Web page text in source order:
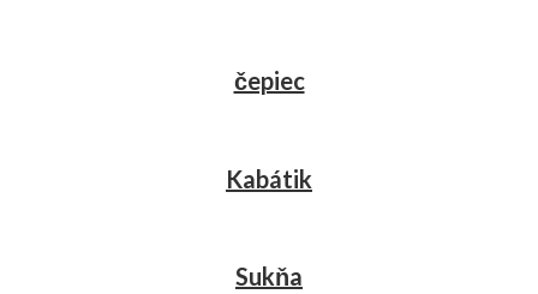
čepiec
Kabátik
Sukňa